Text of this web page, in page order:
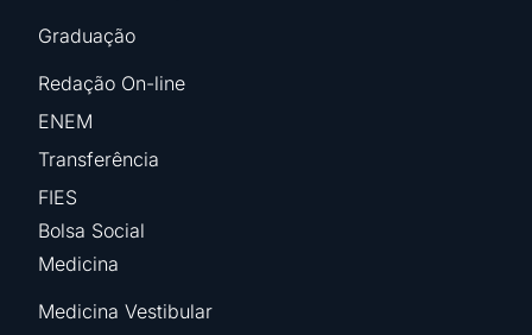
Graduação
Redação On-line
ENEM
Transferência
FIES
Bolsa Social
Medicina
Medicina Vestibular